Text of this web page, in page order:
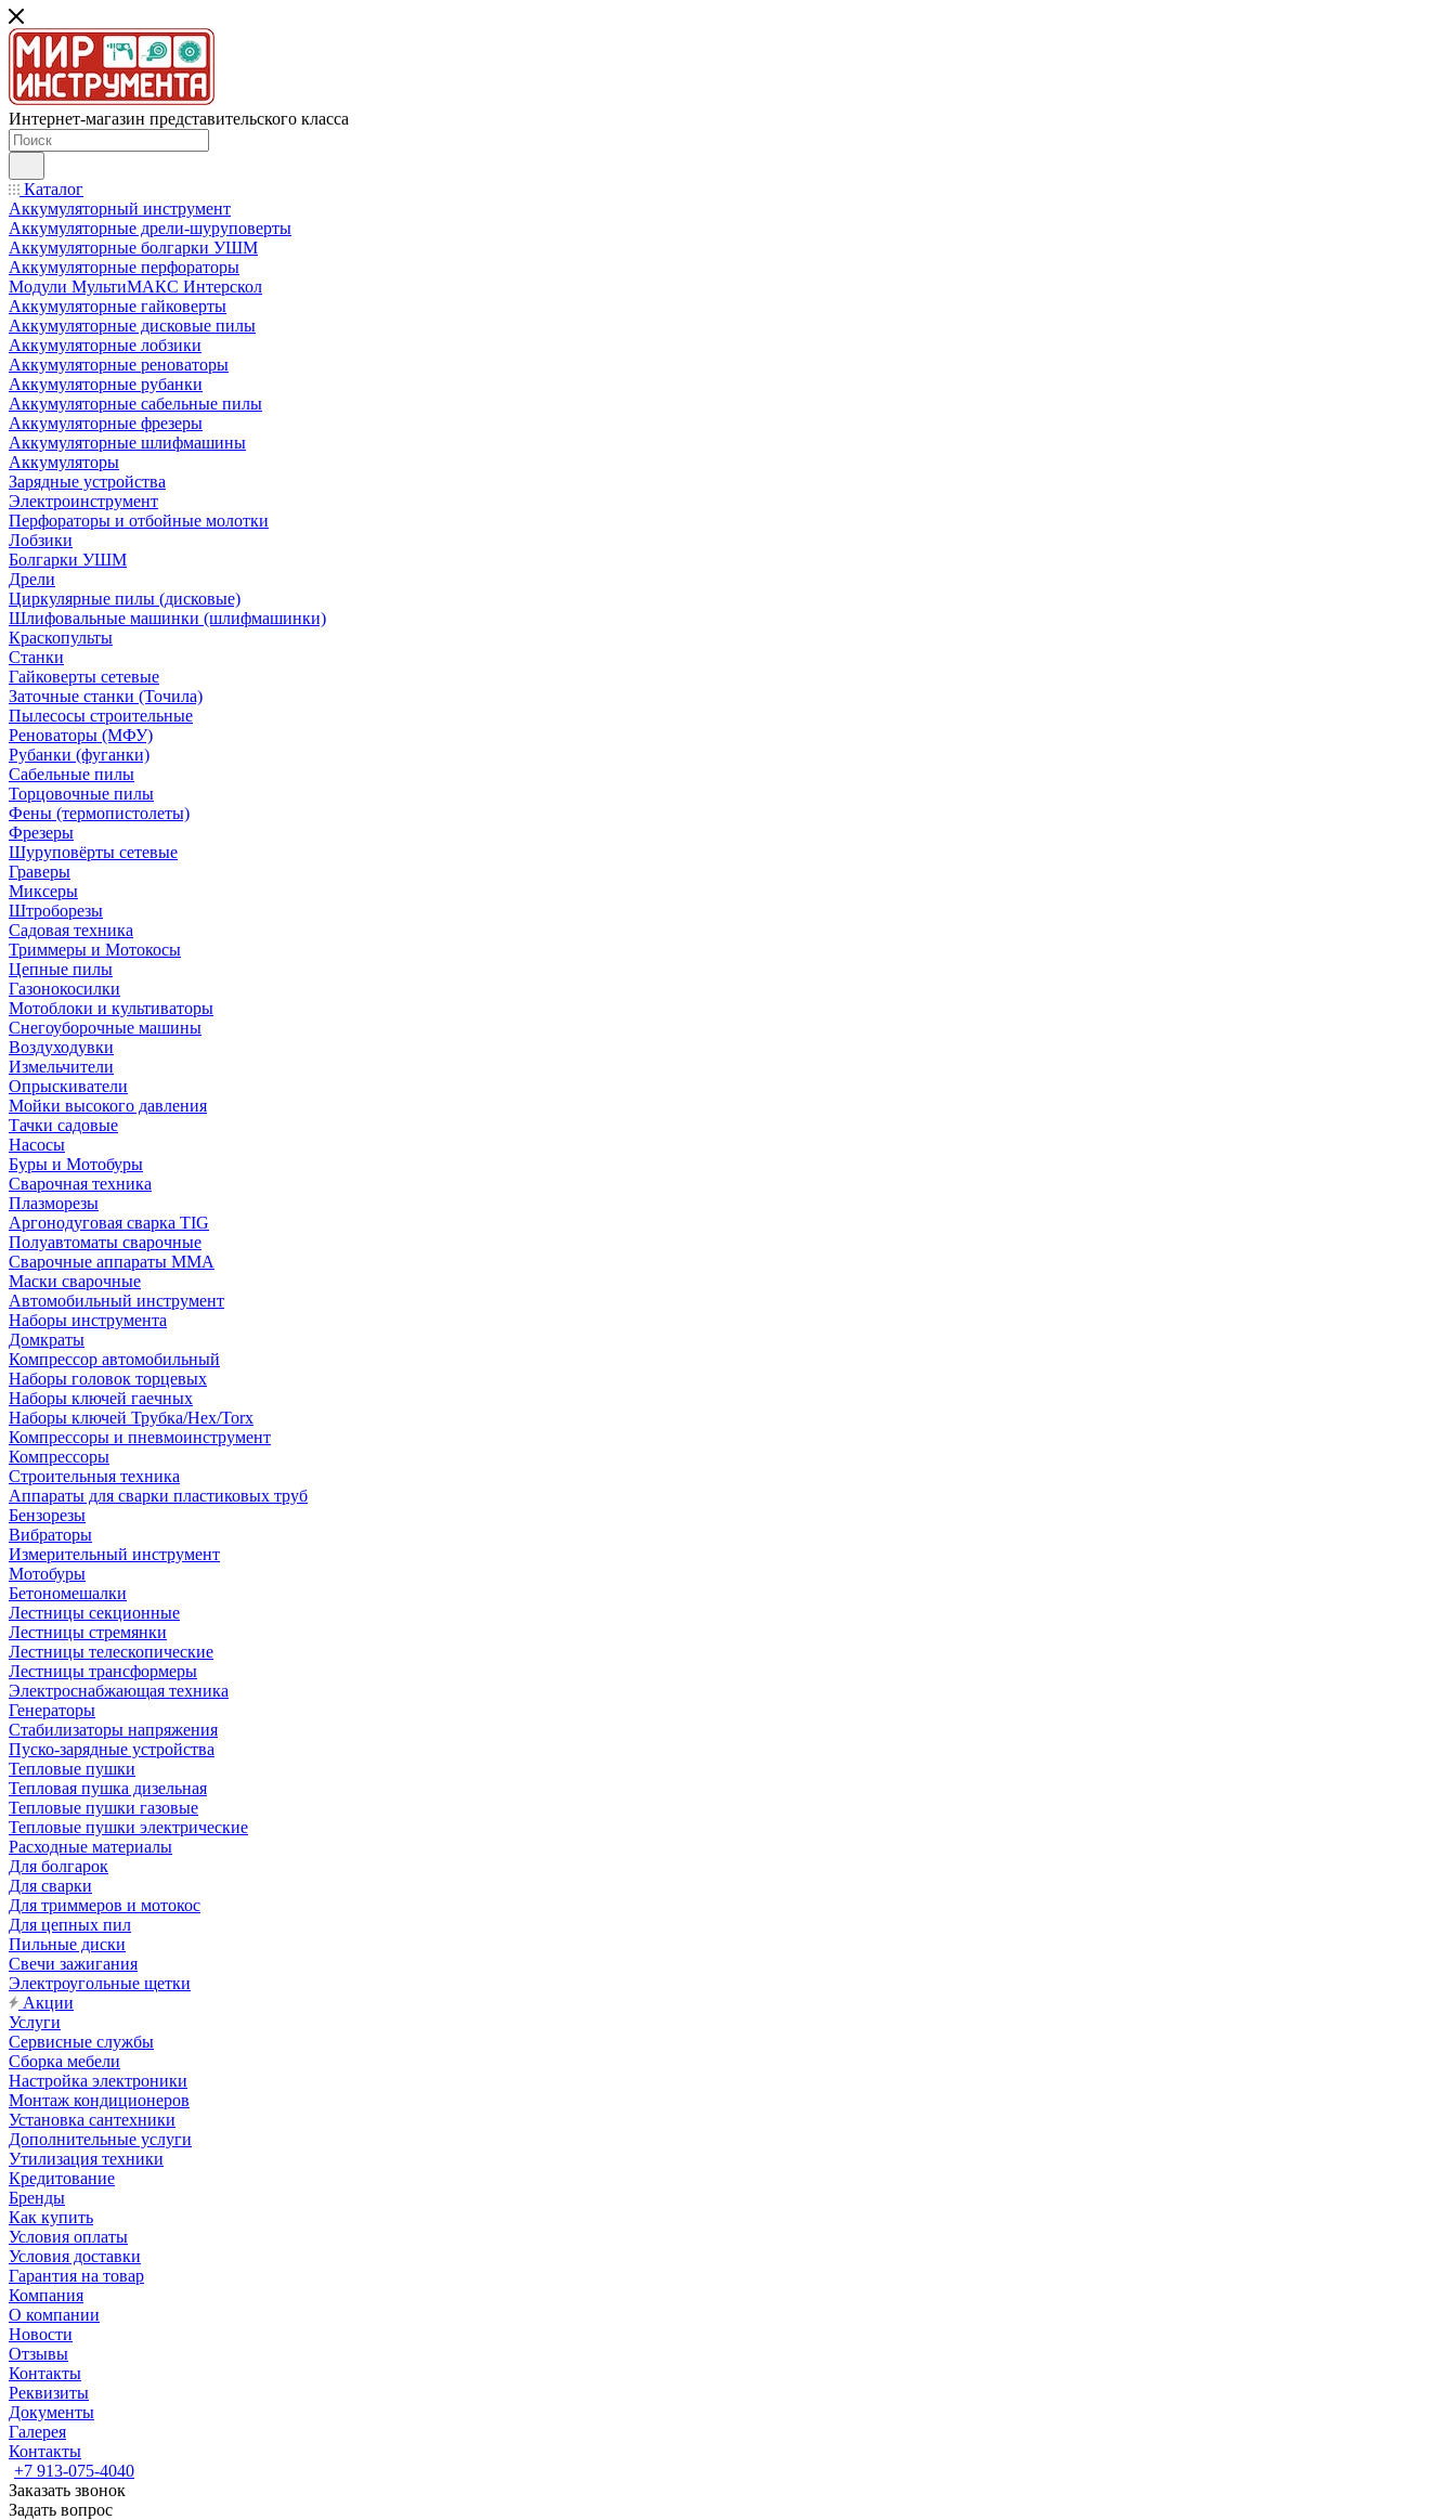
Интернет-магазин представительского класса
Каталог
Аккумуляторный инструмент
Аккумуляторные дрели-шуруповерты
Аккумуляторные болгарки УШМ
Аккумуляторные перфораторы
Модули МультиМАКС Интерскол
Аккумуляторные гайковерты
Аккумуляторные дисковые пилы
Аккумуляторные лобзики
Аккумуляторные реноваторы
Аккумуляторные рубанки
Аккумуляторные сабельные пилы
Аккумуляторные фрезеры
Аккумуляторные шлифмашины
Аккумуляторы
Зарядные устройства
Электроинструмент
Перфораторы и отбойные молотки
Лобзики
Болгарки УШМ
Дрели
Циркулярные пилы (дисковые)
Шлифовальные машинки (шлифмашинки)
Краскопульты
Станки
Гайковерты сетевые
Заточные станки (Точила)
Пылесосы строительные
Реноваторы (МФУ)
Рубанки (фуганки)
Сабельные пилы
Торцовочные пилы
Фены (термопистолеты)
Фрезеры
Шуруповёрты сетевые
Граверы
Миксеры
Штроборезы
Садовая техника
Триммеры и Мотокосы
Цепные пилы
Газонокосилки
Мотоблоки и культиваторы
Снегоуборочные машины
Воздуходувки
Измельчители
Опрыскиватели
Мойки высокого давления
Тачки садовые
Насосы
Буры и Мотобуры
Сварочная техника
Плазморезы
Аргонодуговая сварка TIG
Полуавтоматы сварочные
Сварочные аппараты ММА
Маски сварочные
Автомобильный инструмент
Наборы инструмента
Домкраты
Компрессор автомобильный
Наборы головок торцевых
Наборы ключей гаечных
Наборы ключей Трубка/Hex/Torx
Компрессоры и пневмоинструмент
Компрессоры
Строительныя техника
Аппараты для сварки пластиковых труб
Бензорезы
Вибраторы
Измерительный инструмент
Мотобуры
Бетономешалки
Лестницы секционные
Лестницы стремянки
Лестницы телескопические
Лестницы трансформеры
Электроснабжающая техника
Генераторы
Стабилизаторы напряжения
Пуско-зарядные устройства
Тепловые пушки
Тепловая пушка дизельная
Тепловые пушки газовые
Тепловые пушки электрические
Расходные материалы
Для болгарок
Для сварки
Для триммеров и мотокос
Для цепных пил
Пильные диски
Свечи зажигания
Электроугольные щетки
Акции
Услуги
Сервисные службы
Сборка мебели
Настройка электроники
Монтаж кондиционеров
Установка сантехники
Дополнительные услуги
Утилизация техники
Кредитование
Бренды
Как купить
Условия оплаты
Условия доставки
Гарантия на товар
Компания
О компании
Новости
Отзывы
Контакты
Реквизиты
Документы
Галерея
Контакты
+7 913-075-4040
Заказать звонок
Задать вопрос